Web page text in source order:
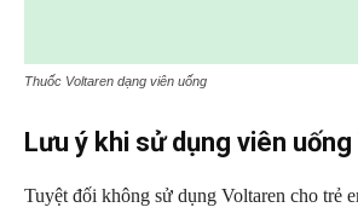
Thuốc Voltaren dạng viên uống
Lưu ý khi sử dụng viên
Tuyệt đối không sử dụng Voltaren cho trẻ